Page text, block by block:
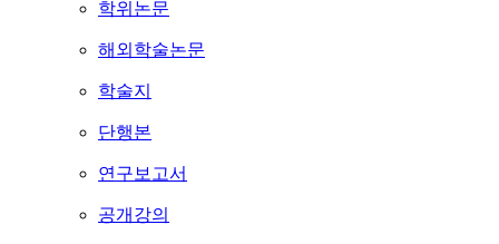
학위논문
해외학술논문
학술지
단행본
연구보고서
공개강의